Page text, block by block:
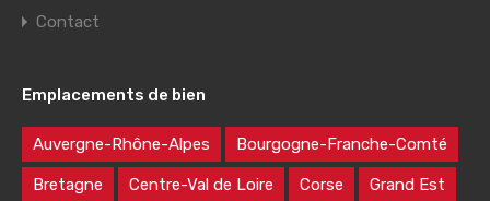
Contact
Emplacements de bien
Auvergne-Rhône-Alpes Bourgogne-Franche-Comté
Bretagne Centre-Val de Loire Corse Grand Est